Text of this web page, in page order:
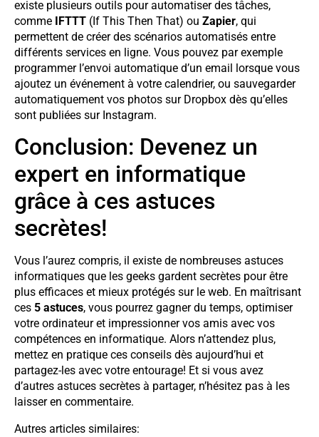
existe plusieurs outils pour automatiser des tâches,
comme IFTTT (If This Then That) ou Zapier, qui
permettent de créer des scénarios automatisés entre
différents services en ligne. Vous pouvez par exemple
programmer l’envoi automatique d’un email lorsque vous
ajoutez un événement à votre calendrier, ou sauvegarder
automatiquement vos photos sur Dropbox dès qu’elles
sont publiées sur Instagram.
Conclusion: Devenez un
expert en informatique
grâce à ces astuces
secrètes!
Vous l’aurez compris, il existe de nombreuses astuces
informatiques que les geeks gardent secrètes pour être
plus efficaces et mieux protégés sur le web. En maîtrisant
ces 5 astuces, vous pourrez gagner du temps, optimiser
votre ordinateur et impressionner vos amis avec vos
compétences en informatique. Alors n’attendez plus,
mettez en pratique ces conseils dès aujourd’hui et
partagez-les avec votre entourage! Et si vous avez
d’autres astuces secrètes à partager, n’hésitez pas à les
laisser en commentaire.
Autres articles similaires: